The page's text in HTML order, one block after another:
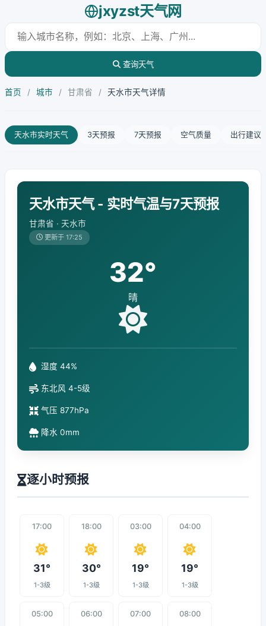
jxyzst天气网
查询天气
首页 / 城市 / 甘肃省 / 天水市天气详情
天水市实时天气 3天预报 7天预报 空气质量 出行建议
天水市天气 - 实时气温与7天预报
甘肃省 · 天水市
更新于 17:25
32°
晴
湿度 44%
东北风 4-5级
气压 877hPa
降水 0mm
逐小时预报
17:00
31°
1-3级
18:00
30°
1-3级
03:00
19°
1-3级
04:00
19°
1-3级
05:00 06:00 07:00 08:00